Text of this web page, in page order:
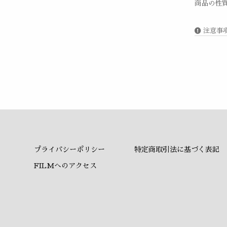
商品の性
注意事
プライバシーポリシー 特定商取引法に基づく表記
FILMへのアクセス